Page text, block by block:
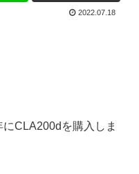
2022.07.18
CLA200dを購入しま